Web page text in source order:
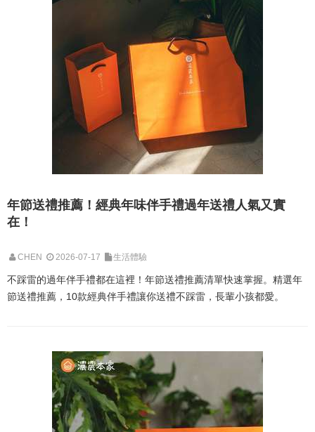
年節送禮推薦！經典年味伴手禮過年送禮人氣又實
在！
CHEN 2026-07-17 生活體驗
不踩雷的過年伴手禮都在這裡！年節送禮推薦清單快速掌握。精選年
節送禮推薦，10款經典伴手禮讓你送禮不踩雷，長輩小孩都愛。